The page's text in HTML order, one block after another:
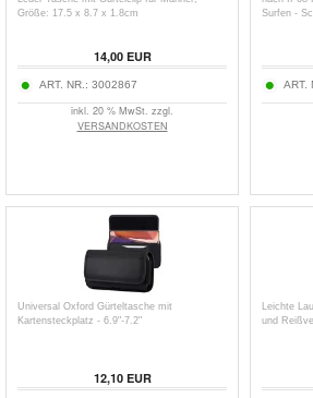
Größe: 17.5 x 8.7 x 1.8cm
14,00EUR
ART. NR.: 3002867
inkl. 20 % MwSt. zzgl.
VERSANDKOSTEN
Surfen -
ART.
Universal Oxford Gürteltasche mit
Kartensteckplatz - 6.9"-7.2"
12,10EUR
Leichte
und